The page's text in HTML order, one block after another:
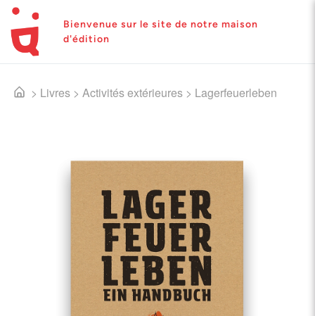
Bienvenue sur le site de notre maison
d'édition
> Livres > Activités extérieures > Lagerfeuerleben